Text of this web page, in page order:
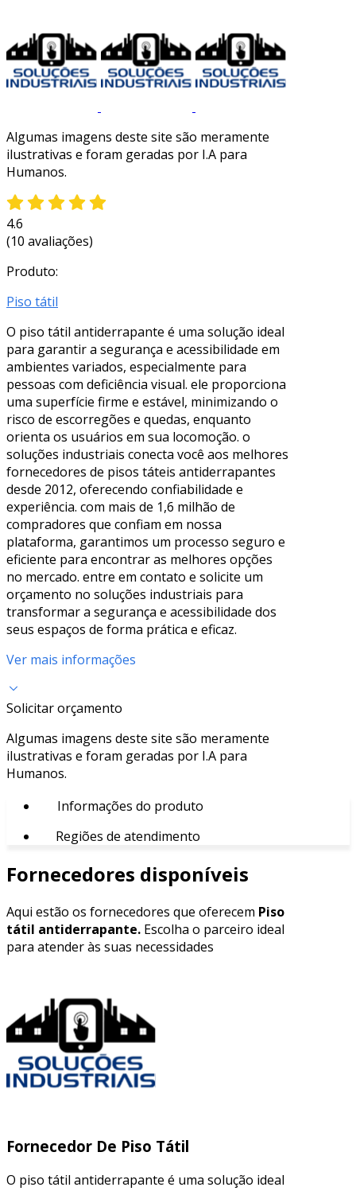
Algumas imagens deste site são meramente
ilustrativas e foram geradas por I.A para
Humanos.
4.6
(10 avaliações)
Produto:
Piso tátil
O piso tátil antiderrapante é uma solução ideal
para garantir a segurança e acessibilidade em
ambientes variados, especialmente para
pessoas com deficiência visual. ele proporciona
uma superfície firme e estável, minimizando o
risco de escorregões e quedas, enquanto
orienta os usuários em sua locomoção. o
soluções industriais conecta você aos melhores
fornecedores de pisos táteis antiderrapantes
desde 2012, oferecendo confiabilidade e
experiência. com mais de 1,6 milhão de
compradores que confiam em nossa
plataforma, garantimos um processo seguro e
eficiente para encontrar as melhores opções
no mercado. entre em contato e solicite um
orçamento no soluções industriais para
transformar a segurança e acessibilidade dos
seus espaços de forma prática e eficaz.
Ver mais informações
Solicitar orçamento
Algumas imagens deste site são meramente
ilustrativas e foram geradas por I.A para
Humanos.
Informações do produto
Regiões de atendimento
Fornecedores disponíveis
Aqui estão os fornecedores que oferecem Piso
tátil antiderrapante. Escolha o parceiro ideal
para atender às suas necessidades
Fornecedor De Piso Tátil
O piso tátil antiderrapante é uma solução ideal